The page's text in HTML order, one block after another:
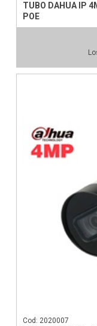
TUBO DAHUA IP
POE
Cod: 2020007